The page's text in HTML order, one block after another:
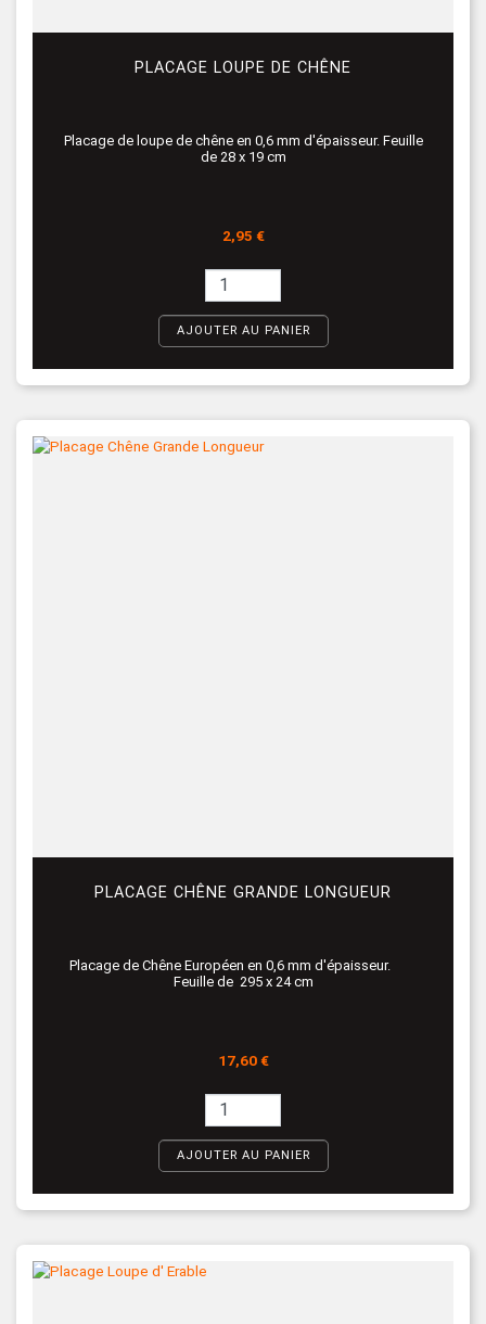
PLACAGE LOUPE DE CHÊNE
Placage de loupe de chêne en 0,6 mm d'épaisseur. Feuille
de 28 x 19 cm
Prix
2,95 €
AJOUTER AU PANIER
PLACAGE CHÊNE GRANDE LONGUEUR
Placage de Chêne Européen en 0,6 mm d'épaisseur.
Feuille de 295 x 24 cm
Prix
17,60 €
AJOUTER AU PANIER